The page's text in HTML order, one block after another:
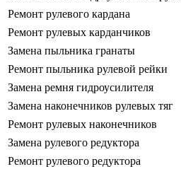
Ремонт рулевого кардана
Ремонт рулевых карданчиков
Замена пыльника гранаты
Ремонт пыльника рулевой рейки
Замена ремня гидроусилителя
Замена наконечников рулевых тяг
Ремонт рулевых наконечников
Замена рулевого редуктора
Ремонт рулевого редуктора